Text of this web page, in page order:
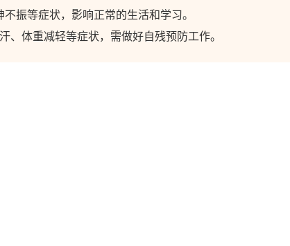
振等症状，影响正常的生活和学习。
、体重减轻等症状，需做好自残预防工作。